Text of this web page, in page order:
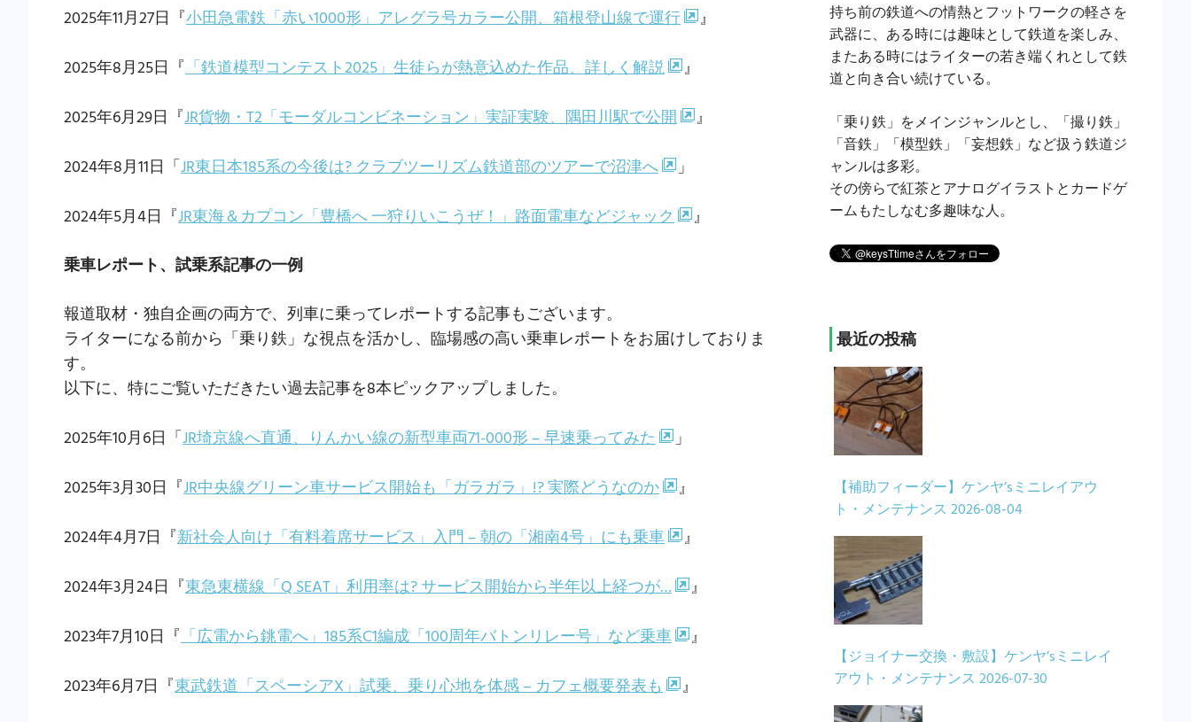
2025年11月27日『小田急電鉄「赤い1000形」アレグラ号カラー公開、箱根登山線で運行
』
2025年8月25日『「鉄道模型コンテスト2025」生徒らが熱意込めた作品、詳しく解説
』
2025年6月29日『JR貨物・T2「モーダルコンビネーション」実証実験、隅田川駅で公開
』
2024年8月11日「JR東日本185系の今後は? クラブツーリズム鉄道部のツアーで沼津へ
」
2024年5月4日『JR東海＆カプコン「豊橋へ 一狩りいこうぜ！」路面電車などジャック
』
乗車レポート、試乗系記事の一例
報道取材・独自企画の両方で、列車に乗ってレポートする記事もございます。
ライターになる前から「乗り鉄」な視点を活かし、臨場感の高い乗車レポートをお届けしておりま
す。
以下に、特にご覧いただきたい過去記事を8本ピックアップしました。
2025年10月6日「JR埼京線へ直通、りんかい線の新型車両71-000形 – 早速乗ってみた
」
2025年3月30日『JR中央線グリーン車サービス開始も「ガラガラ」!? 実際どうなのか
』
2024年4月7日『新社会人向け「有料着席サービス」入門 – 朝の「湘南4号」にも乗車
』
2024年3月24日『東急東横線「Q SEAT」利用率は? サービス開始から半年以上経つが…
』
2023年7月10日『「広電から銚電へ」185系C1編成「100周年バトンリレー号」など乗車
』
2023年6月7日『東武鉄道「スペーシアX」試乗、乗り心地を体感 – カフェ概要発表も
』
持ち前の鉄道への情熱とフットワークの軽さを
武器に、ある時には趣味として鉄道を楽しみ、
またある時にはライターの若き端くれとして鉄
道と向き合い続けている。
「乗り鉄」をメインジャンルとし、「撮り鉄」
「音鉄」「模型鉄」「妄想鉄」など扱う鉄道ジ
ャンルは多彩。
その傍らで紅茶とアナログイラストとカードゲ
ームもたしなむ多趣味な人。
最近の投稿
【補助フィーダー】ケンヤ’sミニレイアウ
ト・メンテナンス 2026-08-04
【ジョイナー交換・敷設】ケンヤ’sミニレイ
アウト・メンテナンス 2026-07-30